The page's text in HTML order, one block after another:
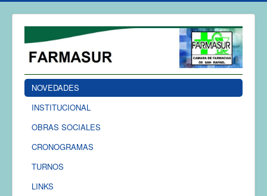
NOVEDADES
INSTITUCIONAL
OBRAS SOCIALES
CRONOGRAMAS
TURNOS
LINKS